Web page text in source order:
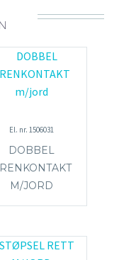
El. nr. 1506031
DOBBEL
M/JORD